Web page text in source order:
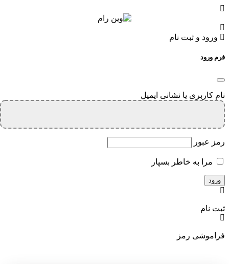
ورود و ثبت نام
فرم ورود
نام کاربری یا نشانی ایمیل
رمز عبور
مرا به خاطر بسپار
ثبت نام
فراموشی رمز